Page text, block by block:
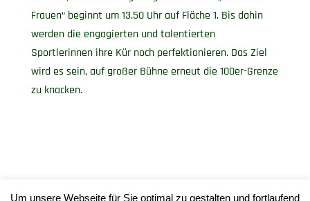
Frauen“ beginnt um 13.50 Uhr auf Fläche 1. Bis dahin
werden die engagierten und talentierten
Sportlerinnen ihre Kür noch perfektionieren. Das Ziel
wird es sein, auf großer Bühne erneut die 100er-Grenze
zu knacken.
Um unsere Webseite für Sie optimal zu gestalten und fortlaufend